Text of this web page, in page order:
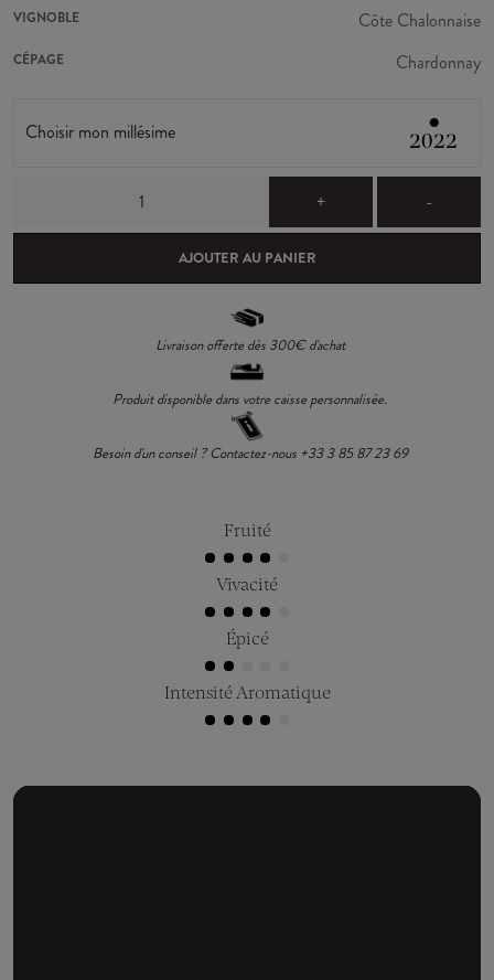
VIGNOBLE Côte Chalonnaise
CÉPAGE Chardonnay
Choisir mon millésime ●
2022
+ -
AJOUTER AU PANIER
Livraison offerte dès 300€ d'achat
Produit disponible dans votre caisse personnalisée.
Besoin d'un conseil ? Contactez-nous +33 3 85 87 23 69
Fruité
Vivacité
Épicé
Intensité Aromatique